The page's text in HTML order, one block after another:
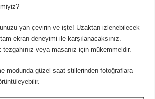
yan çevirin ve işte! Uzaktan izlenebilecek
ekran deneyimi ile karşılanacaksınız.
veya masanız için mükemmeldir.
modunda güzel saat stillerinden fotoğraflara